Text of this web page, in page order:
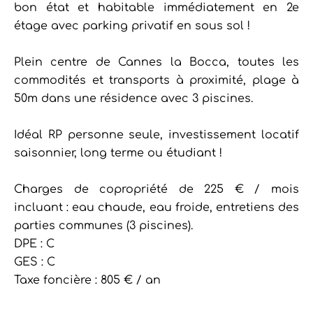
bon état et habitable immédiatement en 2e
étage avec parking privatif en sous sol !
Plein centre de Cannes la Bocca, toutes les
commodités et transports à proximité, plage à
50m dans une résidence avec 3 piscines.
Idéal RP personne seule, investissement locatif
saisonnier, long terme ou étudiant !
Charges de copropriété de 225 € / mois
incluant : eau chaude, eau froide, entretiens des
parties communes (3 piscines).
DPE : C
GES : C
Taxe foncière : 805 € / an